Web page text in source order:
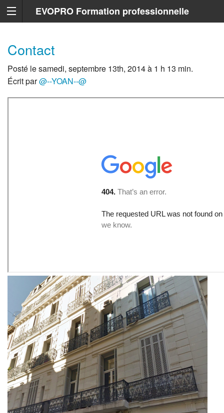
EVOPRO Formation professionnelle
Contact
Posté le samedi, septembre 13th, 2014 à 1 h 13 min.
Écrit par@--YOAN--@